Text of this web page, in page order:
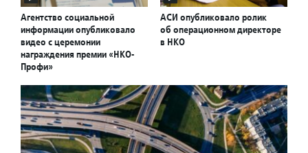
Агентство социальной
информации опубликовало
видео с церемонии
награждения премии «НКО-
Профи»
АСИ опубликовало ролик
об операционном директоре
в НКО